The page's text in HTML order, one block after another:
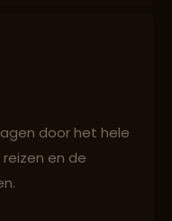
door het hele
en de